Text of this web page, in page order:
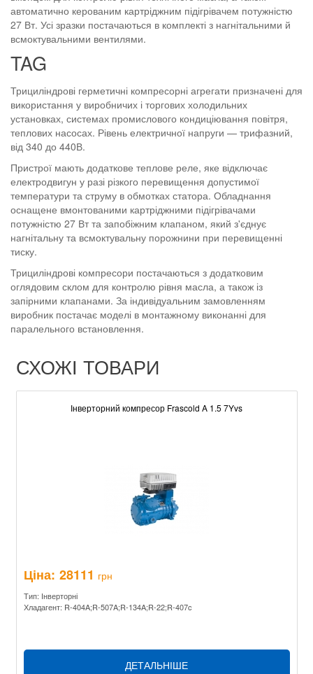
автоматично керованим картріджним підігрівачем потужністю
27 Вт. Усі зразки постачаються в комплекті з нагнітальними й
всмоктувальними вентилями.
TAG
Трициліндрові герметичні компресорні агрегати призначені для
використання у виробничих і торгових холодильних
установках, системах промислового кондиціювання повітря,
теплових насосах. Рівень електричної напруги — трифазний,
від 340 до 440В.
Пристрої мають додаткове теплове реле, яке відключає
електродвигун у разі різкого перевищення допустимої
температури та струму в обмотках статора. Обладнання
оснащене вмонтованими картріджними підігрівачами
потужністю 27 Вт та запобіжним клапаном, який з'єднує
нагнітальну та всмоктувальну порожнини при перевищенні
тиску.
Трициліндрові компресори постачаються з додатковим
оглядовим склом для контролю рівня масла, а також із
запірними клапанами. За індивідуальним замовленням
виробник постачає моделі в монтажному виконанні для
паралельного встановлення.
СХОЖІ ТОВАРИ
Інверторний компресор Frascold A 1.5 7Yvs
Ціна: 28111 грн
Тип: Інверторні
Хладагент: R-404A;R-507A;R-134A;R-22;R-407c
ДЕТАЛЬНІШЕ